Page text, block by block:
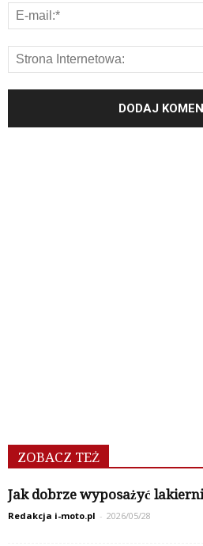
ZOBACZ TEŻ
Jak dobrze wyposażyć
Redakcja i-moto.pl - 2026/05/28